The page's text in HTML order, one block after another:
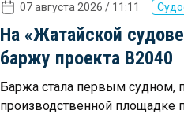
07 августа 2026 / 11:11
На «Жатайской
баржу проекта В2040
Баржа стала первым судном,
производственной площадке